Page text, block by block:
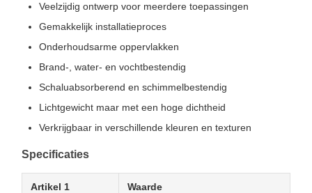
Veelzijdig ontwerp voor meerdere toepassingen
Gemakkelijk installatieproces
Onderhoudsarme oppervlakken
Brand-, water- en vochtbestendig
Schaluabsorberend en schimmelbestendig
Lichtgewicht maar met een hoge dichtheid
Verkrijgbaar in verschillende kleuren en texturen
Specificaties
Artikel 1 Waarde